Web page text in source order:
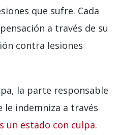
que sufre. Cada
a través de su
contra lesiones
la parte responsable
le indemniza a través
un estado con culpa.